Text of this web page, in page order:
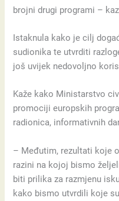
brojni drugi programi –
Istaknula kako je cilj
sudionika te utvrditi
još uvijek nedovoljno
Kaže kako Ministarstvo
promociji europskih
radionica, informativnih
– Međutim, rezultati koje
razini na kojoj bismo
biti prilika za razmjenu
kako bismo utvrdili koje